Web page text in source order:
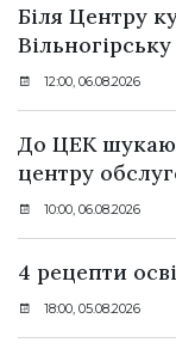
Біля Центру
12:00, 06.08.2026
До ЦЕК
центру
10:00, 06.08.2026
4 рецепти
18:00, 05.08.2026